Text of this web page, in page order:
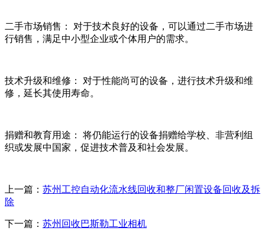
二手市场销售： 对于技术良好的设备，可以通过二手市场进
行销售，满足中小型企业或个体用户的需求。
技术升级和维修： 对于性能尚可的设备，进行技术升级和维
修，延长其使用寿命。
捐赠和教育用途： 将仍能运行的设备捐赠给学校、非营利组
织或发展中国家，促进技术普及和社会发展。
上一篇： 苏州工控自动化流水线回收和整厂闲置设备回收及拆
除
下一篇： 苏州回收巴斯勒工业相机